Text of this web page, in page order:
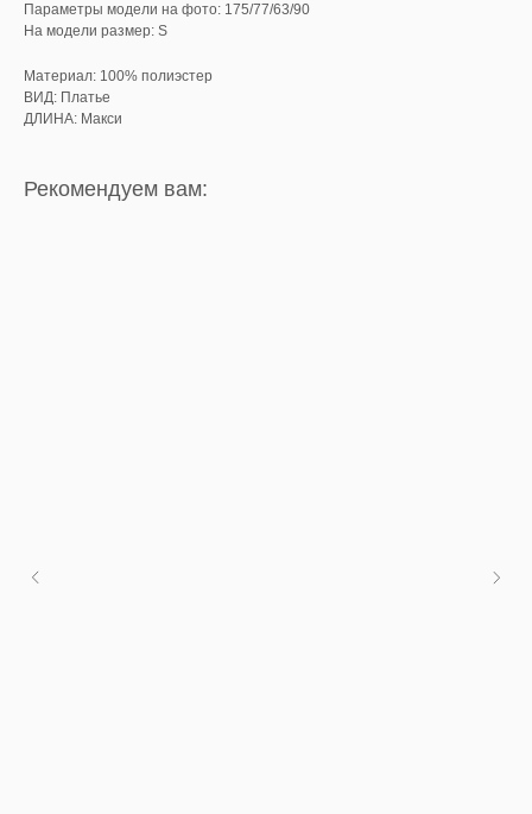
Параметры модели на фото: 175/77/63/90
На модели размер: S
Материал: 100% полиэстер
ВИД: Платье
ДЛИНА: Макси
Рекомендуем вам: